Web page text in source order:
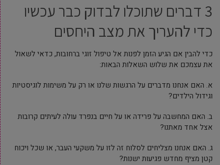
3 דברים שתוכלו לבדוק כבר עכשיו
כדי להעריך את מצב היחסים
כדי להבין אם הגיע הזמן לפנות אל טיפול זוגי ברחובות, כדאי לשאול
את עצמכם את שלוש השאלות הבאות:
א. האם אנחנו מדברים על הרגשות שלנו או רק על משימות לוגיסטיות
וגידול הילדים?
ב. האם המחשבה על פרידה או על חיים בנפרד עולה לעיתים קרובות
אצל אחד מאתנו?
ג. האם אנחנו מצליחים לסלוח זה לזו על משקעי העבר, או שכל ויכוח
קטן מציף מחדש פגיעות ישנות?